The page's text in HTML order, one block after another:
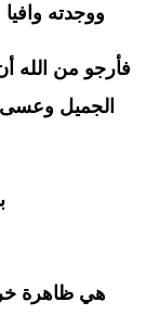
ووجدته
فأرجو من الله
الجميل وعسى
هي ظاهرة